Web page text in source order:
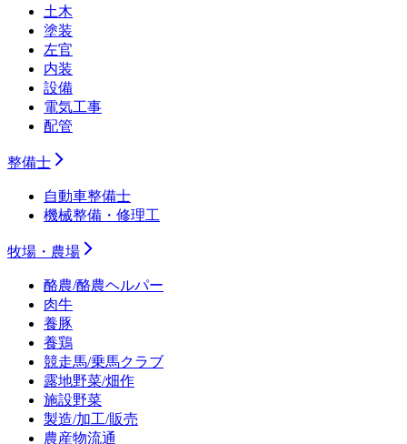
土木
塗装
左官
内装
設備
電気工事
配管
整備士
自動車整備士
機械整備・修理工
牧場・農場
酪農/酪農ヘルパー
肉牛
養豚
養鶏
競走馬/乗馬クラブ
露地野菜/畑作
施設野菜
製造/加工/販売
農産物流通